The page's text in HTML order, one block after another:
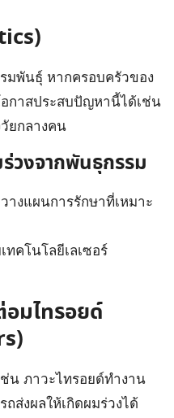
มพันธุ์ หากครอบครัวของ
กาสประสบปัญหานี้ได้เช่น
ยกลางคน
วงจากพันธุกรรม
างแผนการรักษาที่เหมาะ
ทคโนโลยีเลเซอร์
มไทรอยด์
น ภาวะไทรอยด์ทำงาน
ส่งผลให้เกิดผมร่วงได้